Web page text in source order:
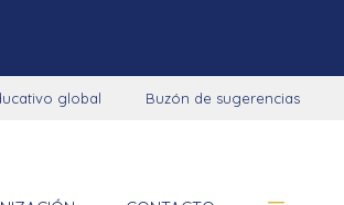
global Buzón de sugerencias